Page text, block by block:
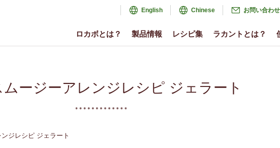
ロカボとは？ 製品情報 レシピ集 ラカントとは？
English Chinese お問い合わせ
ージーアレンジレシピ ジェラート
ジレシピ ジェラート